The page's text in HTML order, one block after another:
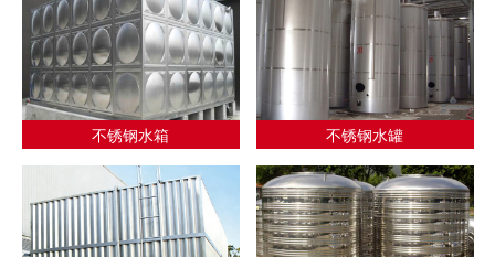
不锈钢水箱 不锈钢水罐